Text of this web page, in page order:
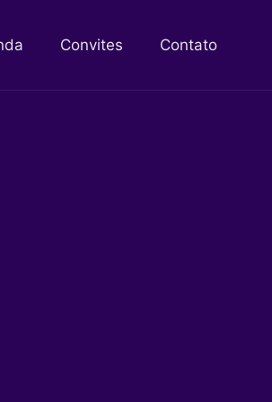
Convites Contato